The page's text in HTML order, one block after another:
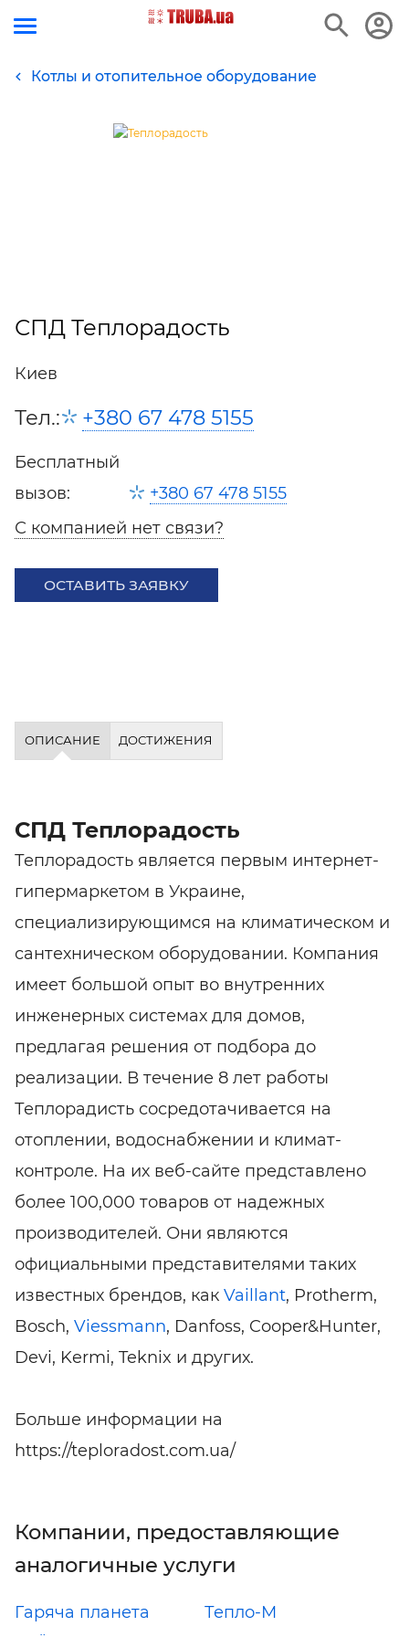
Котлы и отопительное оборудование
СПД Теплорадость
Киев
Тел.: +380 67 478 5155
Бесплатный
вызов:
+380 67 478 5155
С компанией нет связи?
ОСТАВИТЬ ЗАЯВКУ
ОПИСАНИЕ ДОСТИЖЕНИЯ
СПД Теплорадость
Теплорадость является первым интернет-
гипермаркетом в Украине,
специализирующимся на климатическом и
сантехническом оборудовании. Компания
имеет большой опыт во внутренних
инженерных системах для домов,
предлагая решения от подбора до
реализации. В течение 8 лет работы
Теплорадисть сосредотачивается на
отоплении, водоснабжении и климат-
контроле. На их веб-сайте представлено
более 100,000 товаров от надежных
производителей. Они являются
официальными представителями таких
известных брендов, как Vaillant, Protherm,
Bosch, Viessmann, Danfoss, Cooper&Hunter,
Devi, Kermi, Teknix и других.
Больше информации на
https://teploradost.com.ua/
Компании, предоставляющие
аналогичные услуги
Гаряча планета
Тепло-М